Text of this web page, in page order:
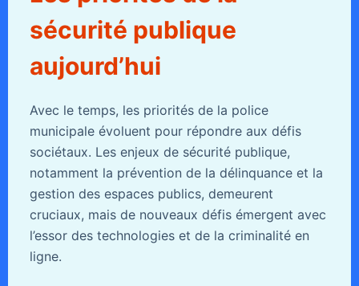
sécurité publique
aujourd’hui
Avec le temps, les priorités de la police
municipale évoluent pour répondre aux défis
sociétaux. Les enjeux de sécurité publique,
notamment la prévention de la délinquance et la
gestion des espaces publics, demeurent
cruciaux, mais de nouveaux défis émergent avec
l’essor des technologies et de la criminalité en
ligne.